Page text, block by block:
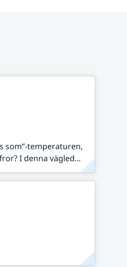
som”-temperaturen,
I denna vägled...